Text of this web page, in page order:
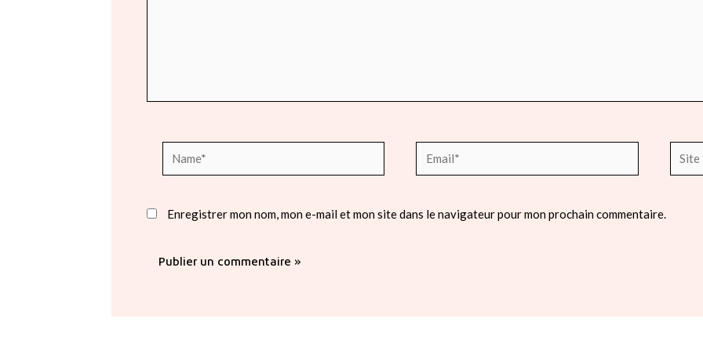
Name* Email*
Site
Enregistrer mon nom, mon e-mail et mon site dans le navigateur pour mon prochain commentaire.